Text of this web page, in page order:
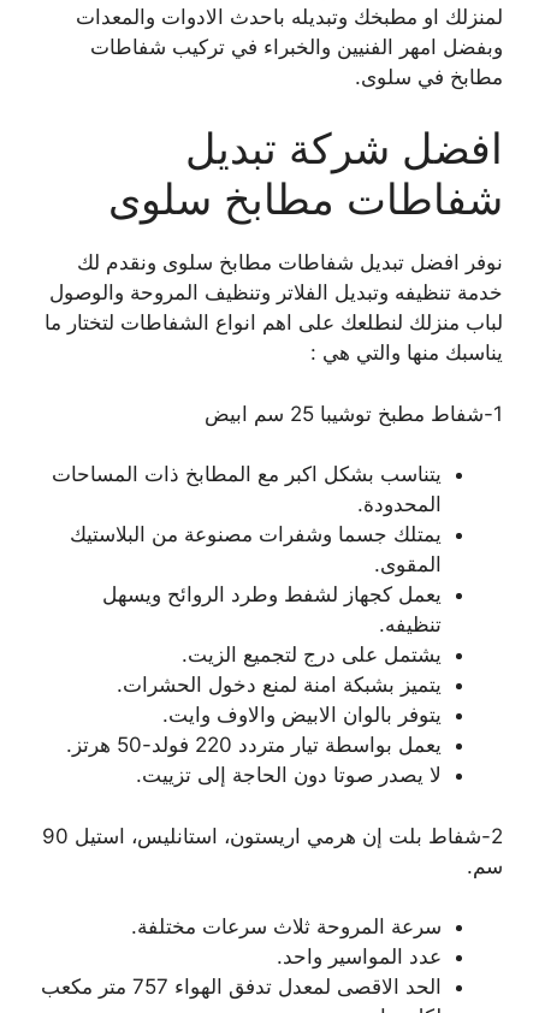
لمنزلك او مطبخك وتبديله باحدث الادوات والمعدات
وبفضل امهر الفنيين والخبراء في تركيب شفاطات
مطابخ في سلوى.
افضل شركة تبديل
شفاطات مطابخ سلوى
نوفر افضل تبديل شفاطات مطابخ سلوى ونقدم لك
خدمة تنظيفه وتبديل الفلاتر وتنظيف المروحة والوصول
لباب منزلك لنطلعك على اهم انواع الشفاطات لتختار ما
يناسبك منها والتي هي :
1-شفاط مطبخ توشيبا 25 سم ابيض
يتناسب بشكل اكبر مع المطابخ ذات المساحات
المحدودة.
يمتلك جسما وشفرات مصنوعة من البلاستيك
المقوى.
يعمل كجهاز لشفط وطرد الروائح ويسهل
تنظيفه.
يشتمل على درج لتجميع الزيت.
يتميز بشبكة امنة لمنع دخول الحشرات.
يتوفر بالوان الابيض والاوف وايت.
يعمل بواسطة تيار متردد 220 فولد-50 هرتز.
لا يصدر صوتا دون الحاجة إلى تزييت.
2-شفاط بلت إن هرمي اريستون، استانليس، استيل 90
سم.
سرعة المروحة ثلاث سرعات مختلفة.
عدد المواسير واحد.
الحد الاقصى لمعدل تدفق الهواء 757 متر مكعب